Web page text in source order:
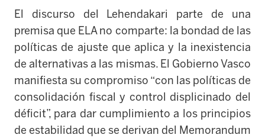
El discurso del Lehendakari parte de una
premisa que ELA no comparte: la bondad de las
políticas de ajuste que aplica y la inexistencia
de alternativas a las mismas. El Gobierno Vasco
manifiesta su compromiso “con las políticas de
consolidación fiscal y control displicinado del
déficit”, para dar cumplimiento a los principios
de estabilidad que se derivan del Memorandum